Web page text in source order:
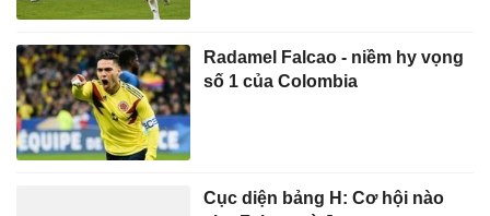
Radamel Falcao - niềm hy vọng
số 1 của Colombia
Cục diện bảng H: Cơ hội nào